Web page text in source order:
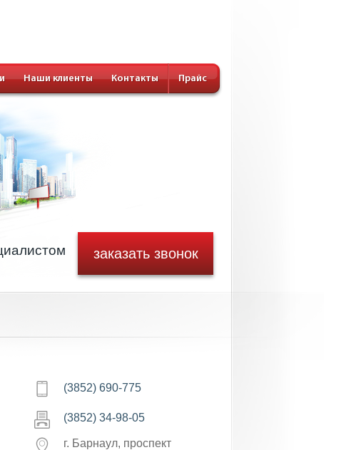
Наши клиенты Контакты Прайс
заказать звонок
(3852) 690-775
(3852) 34-98-05
г. Барнаул, проспект